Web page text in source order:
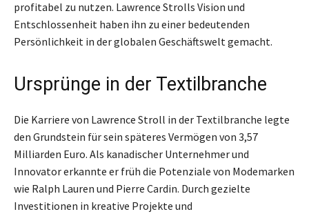
profitabel zu nutzen. Lawrence Strolls Vision und
Entschlossenheit haben ihn zu einer bedeutenden
Persönlichkeit in der globalen Geschäftswelt gemacht.
Ursprünge in der Textilbranche
Die Karriere von Lawrence Stroll in der Textilbranche legte
den Grundstein für sein späteres Vermögen von 3,57
Milliarden Euro. Als kanadischer Unternehmer und
Innovator erkannte er früh die Potenziale von Modemarken
wie Ralph Lauren und Pierre Cardin. Durch gezielte
Investitionen in kreative Projekte und